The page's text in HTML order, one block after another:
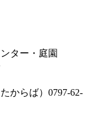
ター・庭園
からば）0797-62-